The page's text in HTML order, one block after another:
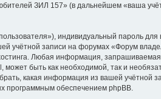
ЗИЛ 157» (в дальнейшем «ваша
индивидуальный пароль для
учётной записи на форумах «Форум
Любая информация,
быть как необходимой, так и
какая информация из вашей учётной
программным обеспечением phpBB.